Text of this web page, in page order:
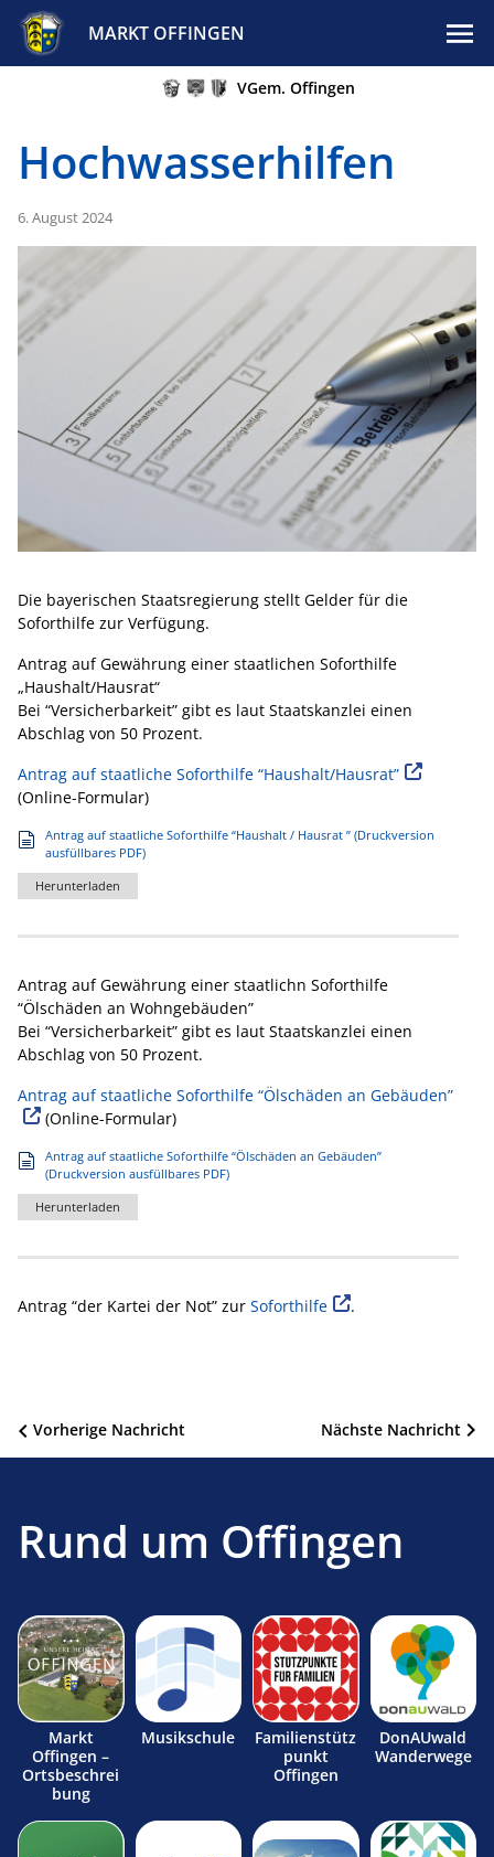
MARKT OFFINGEN
VGem. Offingen
Hochwasserhilfen
6. August 2024
Die bayerischen Staatsregierung stellt Gelder für die
Soforthilfe zur Verfügung.
Antrag auf Gewährung einer staatlichen Soforthilfe
„Haushalt/Hausrat“
Bei “Versicherbarkeit” gibt es laut Staatskanzlei einen
Abschlag von 50 Prozent.
Antrag auf staatliche Soforthilfe “Haushalt/Hausrat”
(Online-Formular)
Antrag auf staatliche Soforthilfe “Haushalt / Hausrat ” (Druckversion
ausfüllbares PDF)
Herunterladen
Antrag auf Gewährung einer staatlichn Soforthilfe
“Ölschäden an Wohngebäuden”
Bei “Versicherbarkeit” gibt es laut Staatskanzlei einen
Abschlag von 50 Prozent.
Antrag auf staatliche Soforthilfe “Ölschäden an Gebäuden”
(Online-Formular)
Antrag auf staatliche Soforthilfe “Ölschäden an Gebäuden”
(Druckversion ausfüllbares PDF)
Herunterladen
Antrag “der Kartei der Not” zur Soforthilfe .
Beitragsnavigation Nächste Nachricht
Vorherige Nachricht
Rund um Offingen
Markt
Offingen –
Ortsbeschrei
bung
Musikschule
Familienstütz
punkt
Offingen
DonAUwald
Wanderwege